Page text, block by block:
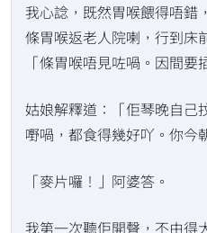
我心諗，既然胃喉餵得唔錯
條胃喉返老人院喇，行到床
「條胃喉唔見咗喎。因間要
姑娘解釋道：「佢琴晚自己
嘢喎，都食得幾好吖。你今
「麥片囉！」阿婆答。
我第一次聽佢開聲，不由得